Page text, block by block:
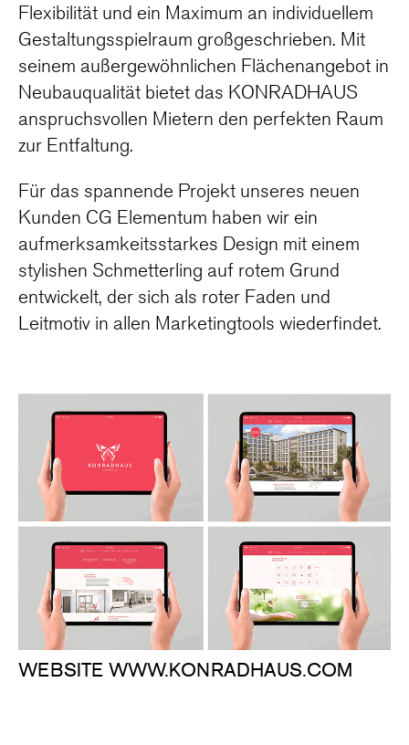
Flexibilität und ein Maximum an individuellem
Gestaltungsspielraum großgeschrieben. Mit
seinem außergewöhnlichen Flächenangebot in
Neubauqualität bietet das KONRADHAUS
anspruchsvollen Mietern den perfekten Raum
zur Entfaltung.
Für das spannende Projekt unseres neuen
Kunden CG Elementum haben wir ein
aufmerksamkeitsstarkes Design mit einem
stylishen Schmetterling auf rotem Grund
entwickelt, der sich als roter Faden und
Leitmotiv in allen Marketingtools wiederfindet.
WEBSITE WWW.KONRADHAUS.COM